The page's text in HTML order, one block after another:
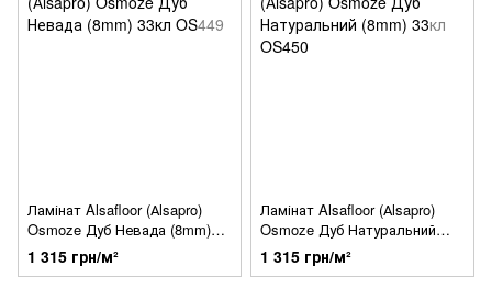
Ламінат Alsafloor (Аlsapro)
Osmoze Дуб Невада (8mm)
33кл OS449
1 315 грн/м²
Ламінат Alsafloor (Аlsapro)
Osmoze Дуб Натуральний
(8mm) 33кл OS450
1 315 грн/м²